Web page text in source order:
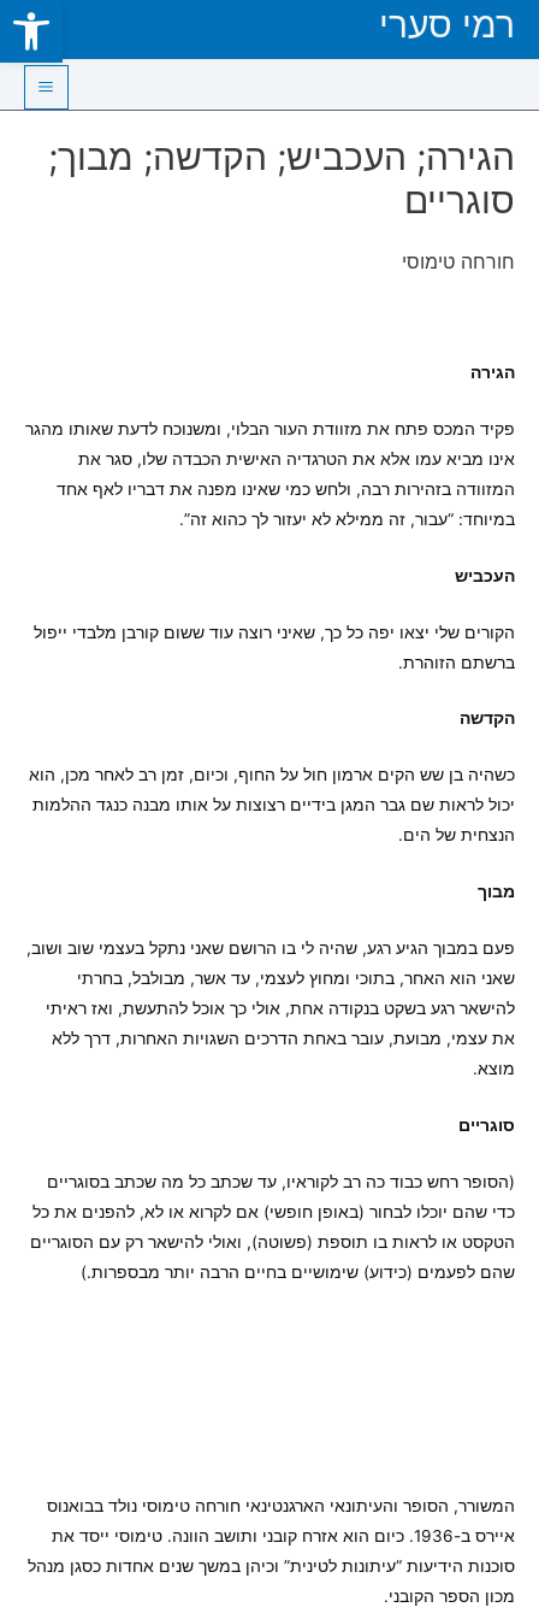
Open toolbar
Skip
רמי סערי
Main
Menu
הגירה; העכביש; הקדשה; מבוך;
סוגריים
חורחה טימוסי
הגירה
פקיד המכס פתח את מזוודת העור הבלוי, ומשנוכח לדעת שאותו מהגר
אינו מביא עמו אלא את הטרגדיה האישית הכבדה שלו, סגר את
המזוודה בזהירות רבה, ולחש כמי שאינו מפנה את דבריו לאף אחד
במיוחד: “עבור, זה ממילא לא יעזור לך כהוא זה”.
העכביש
הקורים שלי יצאו יפה כל כך, שאיני רוצה עוד ששום קורבן מלבדי ייפול
ברשתם הזוהרת.
הקדשה
כשהיה בן שש הקים ארמון חול על החוף, וכיום, זמן רב לאחר מכן, הוא
יכול לראות שם גבר המגן בידיים רצוצות על אותו מבנה כנגד ההלמות
הנצחית של הים.
מבוך
פעם במבוך הגיע רגע, שהיה לי בו הרושם שאני נתקל בעצמי שוב ושוב,
שאני הוא האחר, בתוכי ומחוץ לעצמי, עד אשר, מבולבל, בחרתי
להישאר רגע בשקט בנקודה אחת, אולי כך אוכל להתעשת, ואז ראיתי
את עצמי, מבועת, עובר באחת הדרכים השגויות האחרות, דרך ללא
מוצא.
סוגריים
(הסופר רחש כבוד כה רב לקוראיו, עד שכתב כל מה שכתב בסוגריים
כדי שהם יוכלו לבחור (באופן חופשי) אם לקרוא או לא, להפנים את כל
הטקסט או לראות בו תוספת (פשוטה), ואולי להישאר רק עם הסוגריים
שהם לפעמים (כידוע) שימושיים בחיים הרבה יותר מבספרות.)
המשורר, הסופר והעיתונאי הארגנטינאי חורחה טימוסי נולד בבואנוס
איירס ב-1936. כיום הוא אזרח קובני ותושב הוונה. טימוסי ייסד את
סוכנות הידיעות “עיתונות לטינית” וכיהן במשך שנים אחדות כסגן מנהל
מכון הספר הקובני.